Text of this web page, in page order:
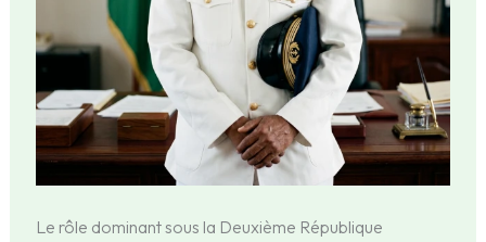
Le rôle dominant sous la Deuxième République